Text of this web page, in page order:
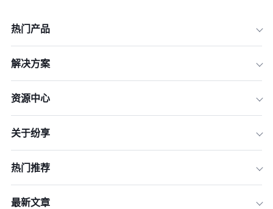
热门产品
解决方案
资源中心
关于纷享
热门推荐
最新文章